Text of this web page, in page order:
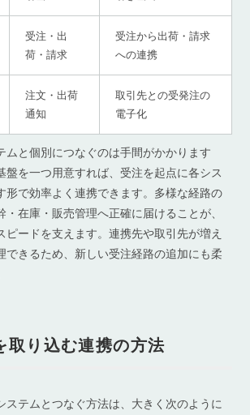
受注・出
荷・請求
受注から出荷・請求
への連携
注文・出荷
通知
取引先との受発注の
電子化
ムと個別につなぐのは手間がかかります
盤を一つ用意すれば、受注を起点に各シス
形で効率よく連携できます。多様な経路の
・在庫・販売管理へ正確に届けることが、
ピードを支えます。連携先や取引先が増え
できるため、新しい受注経路の追加にも柔
取り込む連携の方法
ステムとつなぐ方法は、大きく次のように